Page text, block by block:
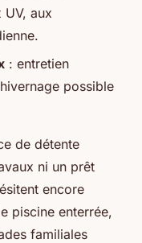
aux
: entretien
possible
de détente
ni un prêt
encore
piscine enterrée,
familiales